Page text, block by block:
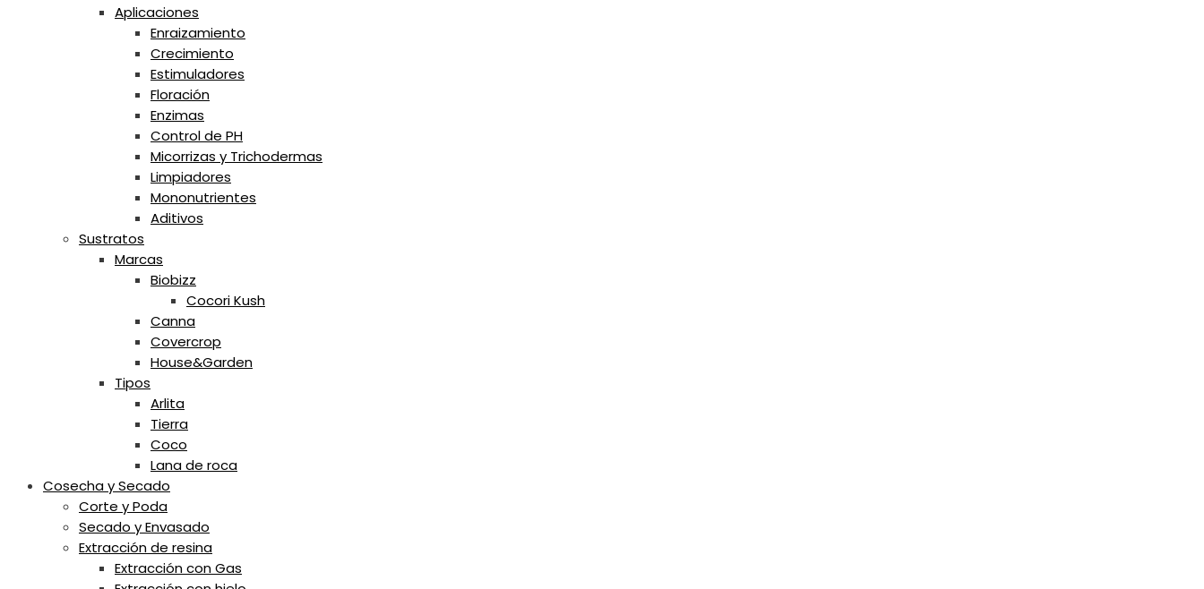
Aplicaciones
Enraizamiento
Crecimiento
Estimuladores
Floración
Enzimas
Control de PH
Micorrizas y Trichodermas
Limpiadores
Mononutrientes
Aditivos
Sustratos
Marcas
Biobizz
Cocori Kush
Canna
Covercrop
House&Garden
Tipos
Arlita
Tierra
Coco
Lana de roca
Cosecha y Secado
Corte y Poda
Secado y Envasado
Extracción de resina
Extracción con Gas